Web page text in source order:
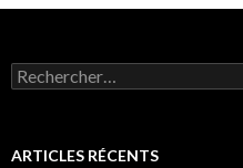
Rechercher :
ARTICLES RÉCENTS